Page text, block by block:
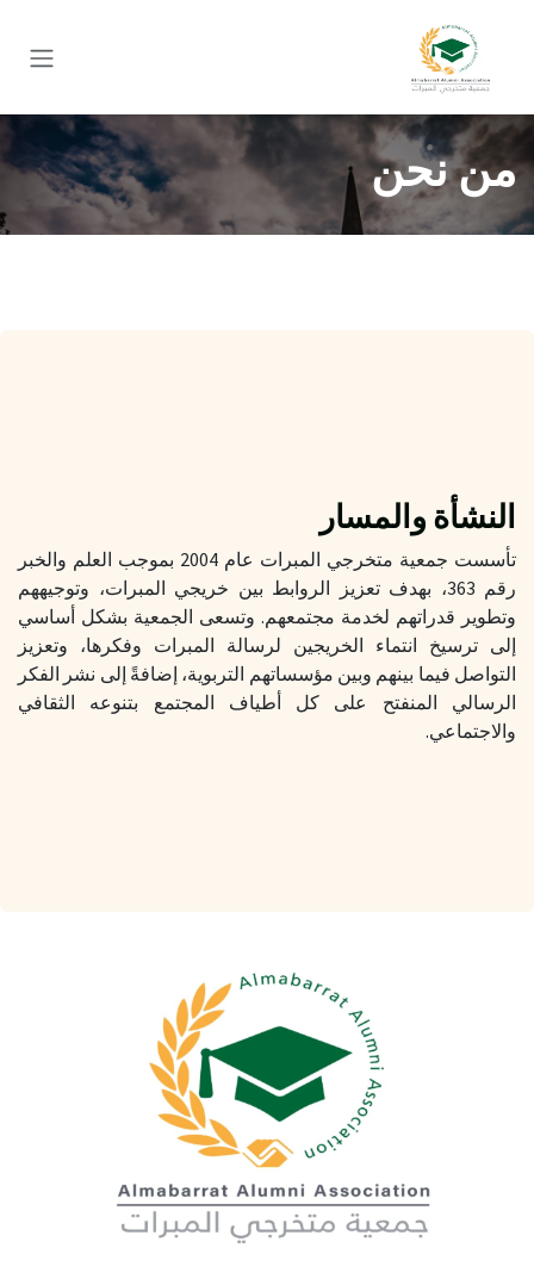
من نحن
النشأة والمسار
تأسست جمعية متخرجي المبرات عام 2004 بموجب العلم والخبر
رقم 363، بهدف تعزيز الروابط بين خريجي المبرات، وتوجيههم
وتطوير قدراتهم لخدمة مجتمعهم. وتسعى الجمعية بشكل أساسي
إلى ترسيخ انتماء الخريجين لرسالة المبرات وفكرها، وتعزيز
التواصل فيما بينهم وبين مؤسساتهم التربوية، إضافةً إلى نشر الفكر
الرسالي المنفتح على كل أطياف المجتمع بتنوعه الثقافي
والاجتماعي.